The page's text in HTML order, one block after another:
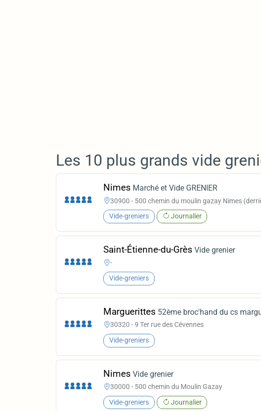
Les 10 plus grands vide
Nimes Marché et Vide GRENIER
30900 - 500 chemin du moulin gazay Nimes
Vide-greniers Journalier
Saint-Étienne-du-Grès Vide grenier
-
Vide-greniers
Marguerittes 52ème broc'hand du cs
30320 - 9 Ter rue des Cévennes
Vide-greniers
Nimes Vide grenier
30000 - 500 chemin du Moulin Gazay
Vide-greniers Journalier